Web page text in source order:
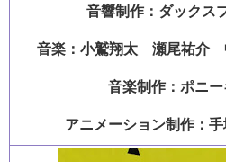
音響制作：ダックス
音楽：小鷲翔太 瀬尾祐
音楽制作：ポニ
アニメーション制作：